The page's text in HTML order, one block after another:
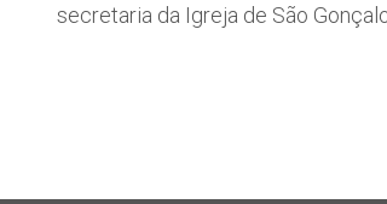
secretaria da Igreja de São